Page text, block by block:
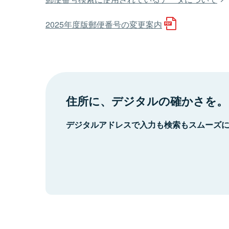
2025年度版郵便番号の変更案内
住所に、デジタルの確かさを。
デジタルアドレスで入力も検索もスムーズ